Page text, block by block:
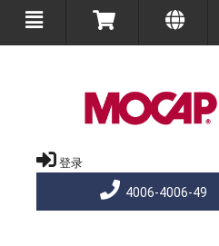
登录
4006-4006-49